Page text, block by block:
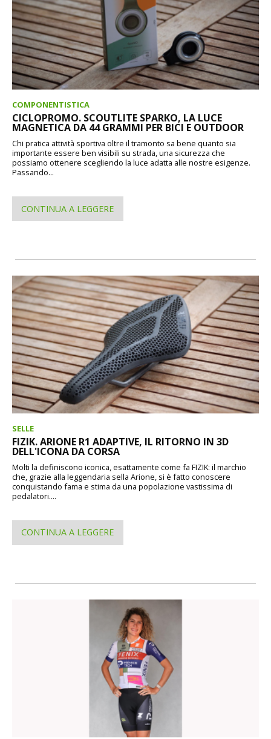
COMPONENTISTICA
CICLOPROMO. SCOUTLITE SPARKO, LA LUCE
MAGNETICA DA 44 GRAMMI PER BICI E OUTDOOR
Chi pratica attività sportiva oltre il tramonto sa bene quanto sia
importante essere ben visibili su strada, una sicurezza che
possiamo ottenere scegliendo la luce adatta alle nostre esigenze.
Passando...
CONTINUA A LEGGERE
SELLE
FIZIK. ARIONE R1 ADAPTIVE, IL RITORNO IN 3D
DELL'ICONA DA CORSA
Molti la definiscono iconica, esattamente come fa FIZIK: il marchio
che, grazie alla leggendaria sella Arione, si è fatto conoscere
conquistando fama e stima da una popolazione vastissima di
pedalatori....
CONTINUA A LEGGERE